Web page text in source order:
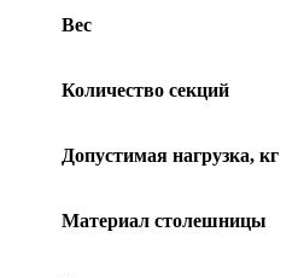
Вес
Количество секций
Допустимая нагрузка, кг
Материал столешницы